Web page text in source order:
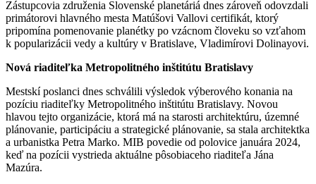
Zástupcovia združenia Slovenské planetáriá dnes zároveň odovzdali
primátorovi hlavného mesta Matúšovi Vallovi certifikát, ktorý
pripomína pomenovanie planétky po vzácnom človeku so vzťahom
k popularizácii vedy a kultúry v Bratislave, Vladimírovi Dolinayovi.
Nová riaditeľka Metropolitného inštitútu Bratislavy
Mestskí poslanci dnes schválili výsledok výberového konania na
pozíciu riaditeľky Metropolitného inštitútu Bratislavy. Novou
hlavou tejto organizácie, ktorá má na starosti architektúru, územné
plánovanie, participáciu a strategické plánovanie, sa stala architektka
a urbanistka Petra Marko. MIB povedie od polovice januára 2024,
keď na pozícii vystrieda aktuálne pôsobiaceho riaditeľa Jána
Mazúra.